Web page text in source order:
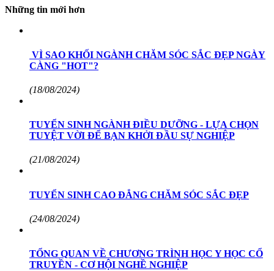
Những tin mới hơn
​ VÌ SAO KHỐI NGÀNH CHĂM SÓC SẮC ĐẸP NGÀY
CÀNG "HOT"?
(18/08/2024)
TUYỂN SINH NGÀNH ĐIỀU DƯỠNG - LỰA CHỌN
TUYỆT VỜI ĐỂ BẠN KHỞI ĐẦU SỰ NGHIỆP
(21/08/2024)
TUYỂN SINH CAO ĐẲNG CHĂM SÓC SẮC ĐẸP
(24/08/2024)
TỔNG QUAN VỀ CHƯƠNG TRÌNH HỌC Y HỌC CỔ
TRUYỀN - CƠ HỘI NGHỀ NGHIỆP